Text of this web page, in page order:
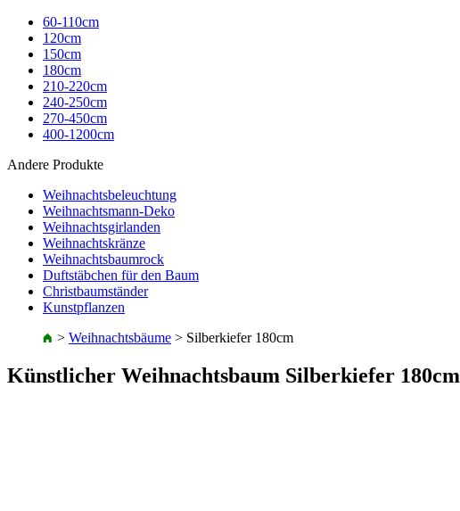
60-110cm
120cm
150cm
180cm
210-220cm
240-250cm
270-450cm
400-1200cm
Andere Produkte
Weihnachtsbeleuchtung
Weihnachtsmann-Deko
Weihnachtsgirlanden
Weihnachtskränze
Weihnachtsbaumrock
Duftstäbchen für den Baum
Christbaumständer
Kunstpflanzen
> Weihnachtsbäume > Silberkiefer 180cm
Künstlicher Weihnachtsbaum Silberkiefer 180cm